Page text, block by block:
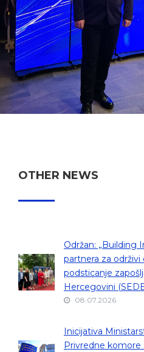
OTHER NEWS
Održan: „Building
partnera za
podsticanje
Hercegovini
08.07.2026
Inicijativa
Privredne komore